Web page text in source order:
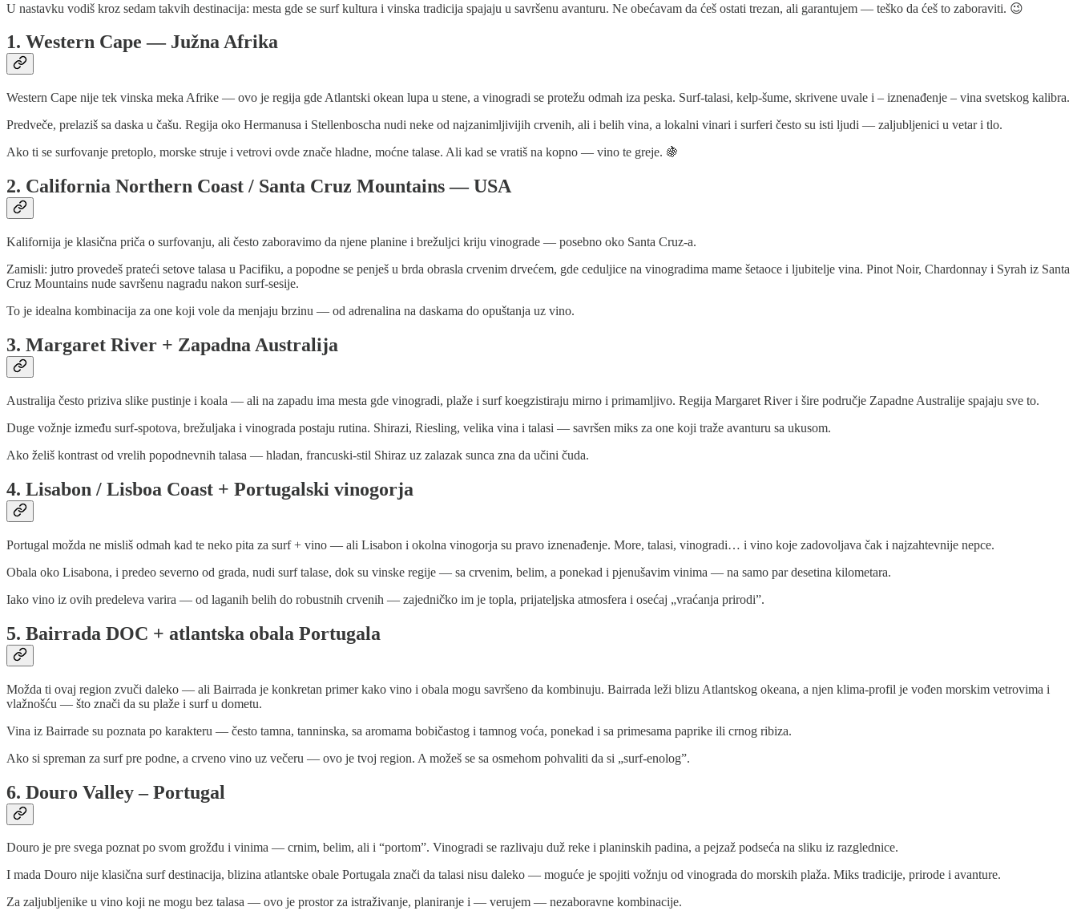
U nastavku vodiš kroz sedam takvih destinacija: mesta gde se surf kultura i vinska tradicija spajaju u savršenu avanturu. Ne obećavam da ćeš ostati trezan, ali garantujem — teško da ćeš to zaboraviti. 😉
1. Western Cape — Južna Afrika
Western Cape nije tek vinska meka Afrike — ovo je regija gde Atlantski okean lupa u stene, a vinogradi se protežu odmah iza peska. Surf-talasi, kelp-šume, skrivene uvale i – iznenađenje – vina svetskog kalibra.
Predveče, prelaziš sa daska u čašu. Regija oko Hermanusa i Stellenboscha nudi neke od najzanimljivijih crvenih, ali i belih vina, a lokalni vinari i surferi često su isti ljudi — zaljubljenici u vetar i tlo.
Ako ti se surfovanje pretoplo, morske struje i vetrovi ovde znače hladne, moćne talase. Ali kad se vratiš na kopno — vino te greje. 🍇
2. California Northern Coast / Santa Cruz Mountains — USA
Kalifornija je klasična priča o surfovanju, ali često zaboravimo da njene planine i brežuljci kriju vinograde — posebno oko Santa Cruz-a.
Zamisli: jutro provedeš prateći setove talasa u Pacifiku, a popodne se penješ u brda obrasla crvenim drvećem, gde ceduljice na vinogradima mame šetaoce i ljubitelje vina. Pinot Noir, Chardonnay i Syrah iz Santa
Cruz Mountains nude savršenu nagradu nakon surf-sesije.
To je idealna kombinacija za one koji vole da menjaju brzinu — od adrenalina na daskama do opuštanja uz vino.
3. Margaret River + Zapadna Australija
Australija često priziva slike pustinje i koala — ali na zapadu ima mesta gde vinogradi, plaže i surf koegzistiraju mirno i primamljivo. Regija Margaret River i šire područje Zapadne Australije spajaju sve to.
Duge vožnje između surf-spotova, brežuljaka i vinograda postaju rutina. Shirazi, Riesling, velika vina i talasi — savršen miks za one koji traže avanturu sa ukusom.
Ako želiš kontrast od vrelih popodnevnih talasa — hladan, francuski-stil Shiraz uz zalazak sunca zna da učini čuda.
4. Lisabon / Lisboa Coast + Portugalski vinogorja
Portugal možda ne misliš odmah kad te neko pita za surf + vino — ali Lisabon i okolna vinogorja su pravo iznenađenje. More, talasi, vinogradi… i vino koje zadovoljava čak i najzahtevnije nepce.
Obala oko Lisabona, i predeo severno od grada, nudi surf talase, dok su vinske regije — sa crvenim, belim, a ponekad i pjenušavim vinima — na samo par desetina kilometara.
Iako vino iz ovih predeleva varira — od laganih belih do robustnih crvenih — zajedničko im je topla, prijateljska atmosfera i osećaj „vraćanja prirodi”.
5. Bairrada DOC + atlantska obala Portugala
Možda ti ovaj region zvuči daleko — ali Bairrada je konkretan primer kako vino i obala mogu savršeno da kombinuju. Bairrada leži blizu Atlantskog okeana, a njen klima-profil je vođen morskim vetrovima i
vlažnošću — što znači da su plaže i surf u dometu.
Vina iz Bairrade su poznata po karakteru — često tamna, tanninska, sa aromama bobičastog i tamnog voća, ponekad i sa primesama paprike ili crnog ribiza.
Ako si spreman za surf pre podne, a crveno vino uz večeru — ovo je tvoj region. A možeš se sa osmehom pohvaliti da si „surf-enolog”.
6. Douro Valley – Portugal
Douro je pre svega poznat po svom grožđu i vinima — crnim, belim, ali i “portom”. Vinogradi se razlivaju duž reke i planinskih padina, a pejzaž podseća na sliku iz razglednice.
I mada Douro nije klasična surf destinacija, blizina atlantske obale Portugala znači da talasi nisu daleko — moguće je spojiti vožnju od vinograda do morskih plaža. Miks tradicije, prirode i avanture.
Za zaljubljenike u vino koji ne mogu bez talasa — ovo je prostor za istraživanje, planiranje i — verujem — nezaboravne kombinacije.